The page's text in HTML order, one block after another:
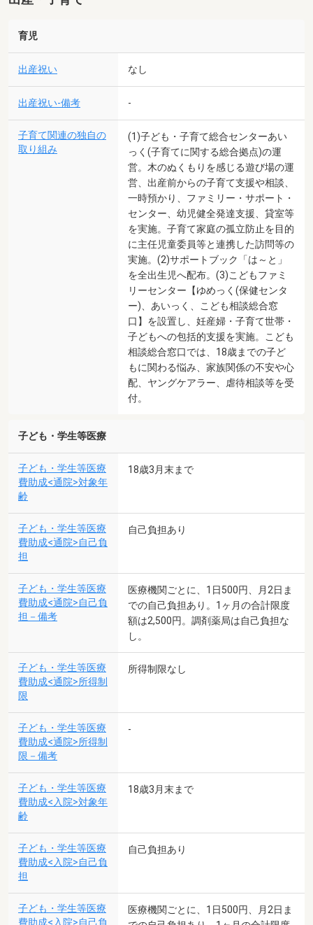
育児
出産祝い なし
出産祝い-備考 -
子育て関連の独自の
取り組み
(1)子ども・子育て総合センターあい
っく(子育てに関する総合拠点)の運
営。木のぬくもりを感じる遊び場の運
営、出産前からの子育て支援や相談、
一時預かり、ファミリー・サポート・
センター、幼児健全発達支援、貸室等
を実施。子育て家庭の孤立防止を目的
に主任児童委員等と連携した訪問等の
実施。(2)サポートブック「は～と」
を全出生児へ配布。(3)こどもファミ
リーセンター【ゆめっく(保健センタ
ー)、あいっく、こども相談総合窓
口】を設置し、妊産婦・子育て世帯・
子どもへの包括的支援を実施。こども
相談総合窓口では、18歳までの子ど
もに関わる悩み、家族関係の不安や心
配、ヤングケアラー、虐待相談等を受
付。
子ども・学生等医療
子ども・学生等医療
費助成<通院>対象年
齢
18歳3月末まで
子ども・学生等医療
費助成<通院>自己負
担
自己負担あり
子ども・学生等医療
費助成<通院>自己負
担－備考
医療機関ごとに、1日500円、月2日ま
での自己負担あり。1ヶ月の合計限度
額は2,500円。調剤薬局は自己負担な
し。
子ども・学生等医療
費助成<通院>所得制
限
所得制限なし
子ども・学生等医療
費助成<通院>所得制
限－備考
-
子ども・学生等医療
費助成<入院>対象年
齢
18歳3月末まで
子ども・学生等医療
費助成<入院>自己負
担
自己負担あり
子ども・学生等医療
医療機関ごとに、1日500円、月2日ま